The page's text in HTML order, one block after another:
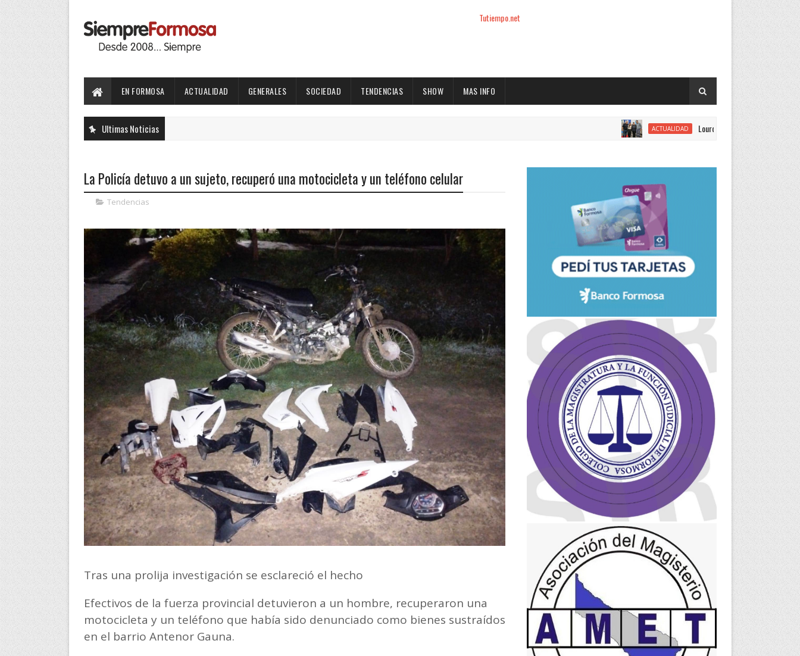
Tutiempo.net
EN FORMOSA ACTUALIDAD GENERALES SOCIEDAD TENDENCIAS SHOW MAS INFO
Ultimas Noticias ACTUALIDAD Lourdes Vargas juró como concejal por el
La Policía detuvo a un sujeto, recuperó una motocicleta y un teléfono celular
Tendencias
Tras una prolija investigación se esclareció el hecho
Efectivos de la fuerza provincial detuvieron a un hombre, recuperaron una
motocicleta y un teléfono que había sido denunciado como bienes sustraídos
en el barrio Antenor Gauna.